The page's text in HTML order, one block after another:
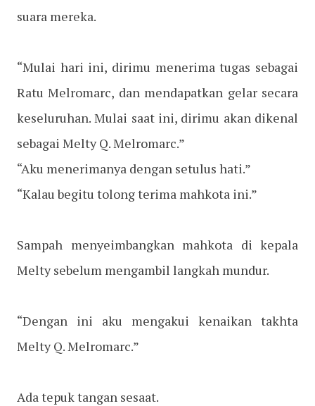
suara mereka.
“Mulai hari ini, dirimu menerima tugas sebagai
Ratu Melromarc, dan mendapatkan gelar secara
keseluruhan. Mulai saat ini, dirimu akan dikenal
sebagai Melty Q. Melromarc.”
“Aku menerimanya dengan setulus hati.”
“Kalau begitu tolong terima mahkota ini.”
Sampah menyeimbangkan mahkota di kepala
Melty sebelum mengambil langkah mundur.
“Dengan ini aku mengakui kenaikan takhta
Melty Q. Melromarc.”
Ada tepuk tangan sesaat.